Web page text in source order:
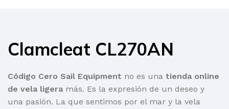
Clamcleat CL270AN
Código Cero Sail Equipment no es una tienda online
de vela ligera más. Es la expresión de un deseo y
una pasión. La que sentimos por el mar y la vela